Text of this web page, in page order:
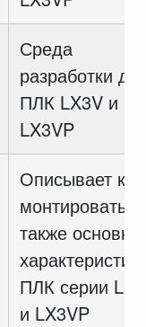
Среда
разработки
ПЛК LX3V и
LX3VP
Описывает как
монтировать а
также
ПЛК серии
и LX3VP